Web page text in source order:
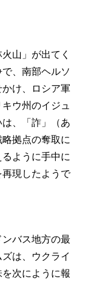
山」が出てく
、南部ヘルソ
け、ロシア軍
ウ州のイジュ
、「詐」（あ
拠点の奪取に
ように手中に
現したようで
バス地方の最
は、ウクライ
次にように報